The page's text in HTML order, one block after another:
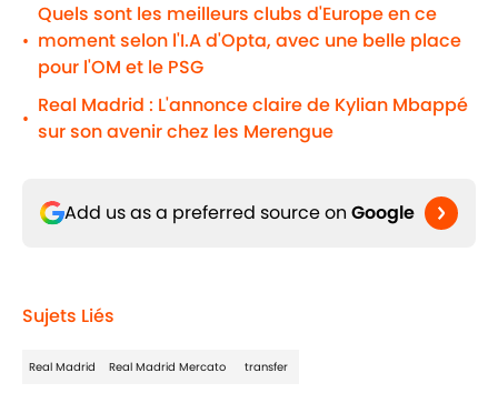
•
Quels sont les meilleurs clubs d'Europe en ce
moment selon l'I.A d'Opta, avec une belle place
pour l'OM et le PSG
•
Real Madrid : L'annonce claire de Kylian Mbappé
sur son avenir chez les Merengue
Add us as a preferred source on Google
Sujets Liés
Real Madrid Real Madrid Mercato transfer